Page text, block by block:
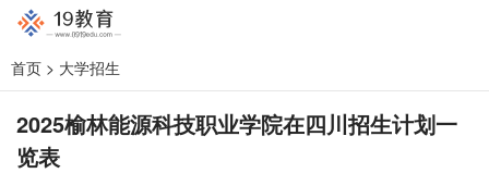
首页 > 大学招生
2025榆林能源科技职业学院在四川招生计划一
览表